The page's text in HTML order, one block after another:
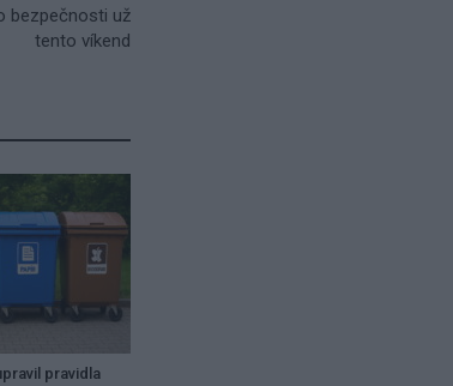
bezpečnosti už
tento víkend
pravidla